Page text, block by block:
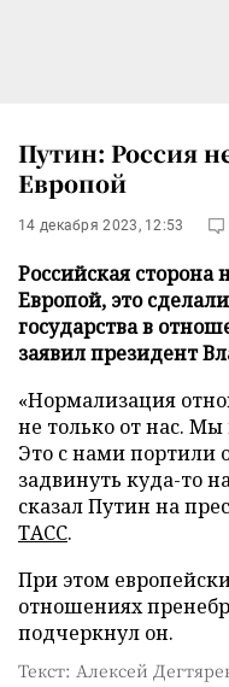
Путин: Россия
Европой
14 декабря 2023, 12:53
Российская
Европой, это
государства в
заявил президент
«Нормализация
не только от нас.
Это с нами портили
задвинуть куда-то
сказал Путин на
ТАСС.
При этом
отношениях
подчеркнул он.
Текст: Алексей